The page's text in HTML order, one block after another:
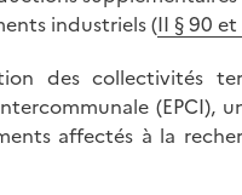
industriels (II § 90
des collectivités
(EPCI),
affectés à la